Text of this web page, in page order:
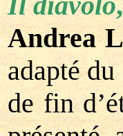
Andrea
adapté
de fin